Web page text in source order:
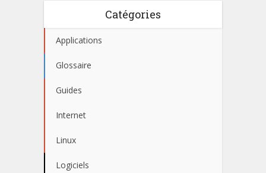
Catégories
Applications
Glossaire
Guides
Internet
Linux
Logiciels